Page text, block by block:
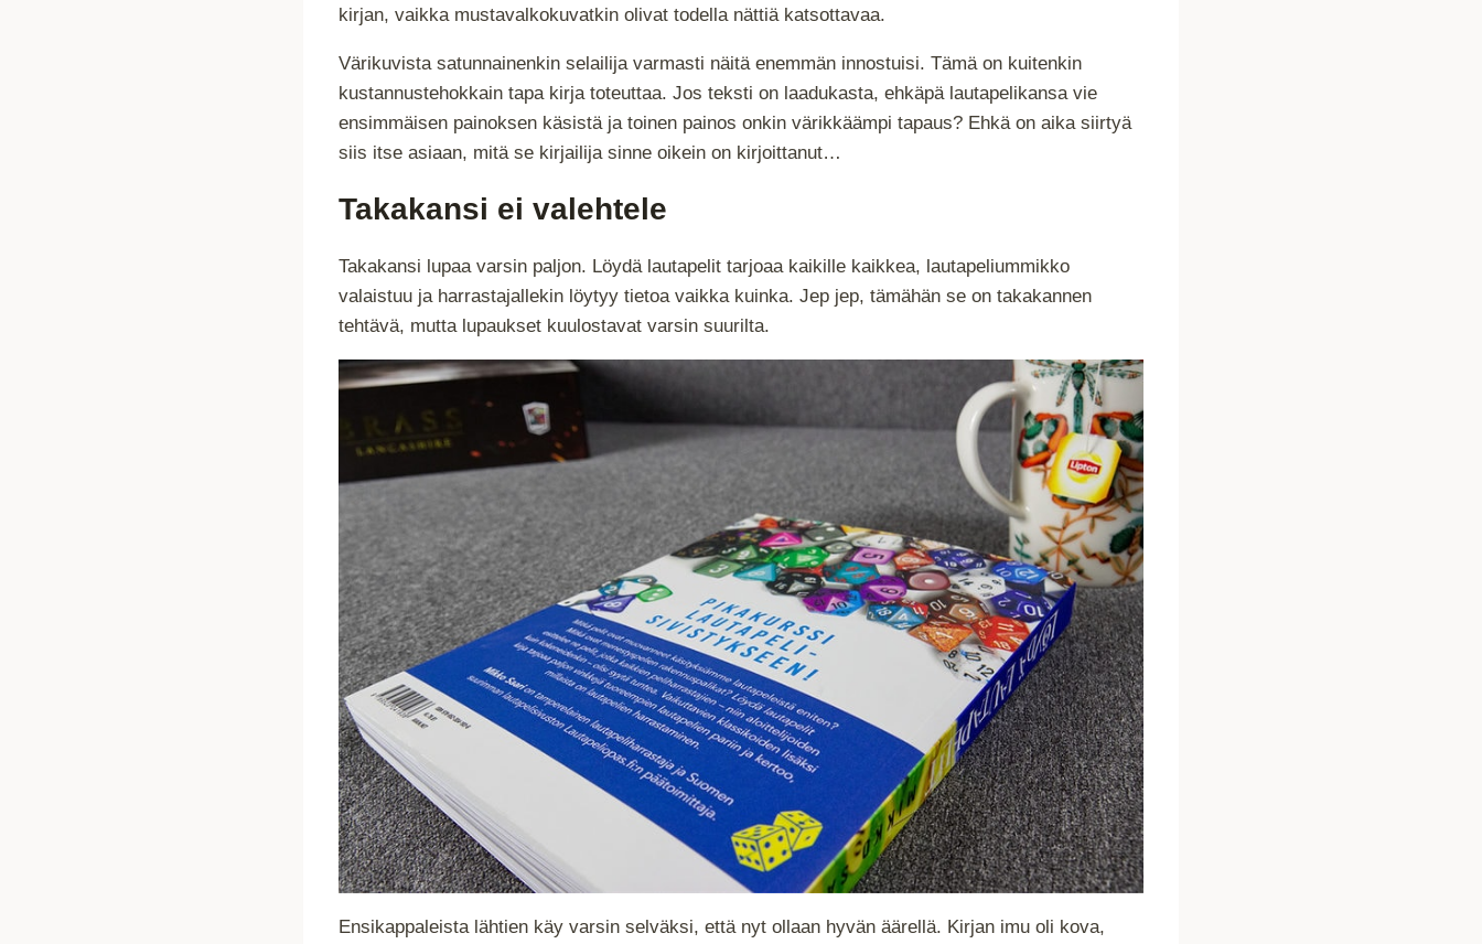
kirjan, vaikka mustavalkokuvatkin olivat todella nättiä katsottavaa.
Värikuvista satunnainenkin selailija varmasti näitä enemmän innostuisi. Tämä on kuitenkin
kustannustehokkain tapa kirja toteuttaa. Jos teksti on laadukasta, ehkäpä lautapelikansa vie
ensimmäisen painoksen käsistä ja toinen painos onkin värikkäämpi tapaus? Ehkä on aika siirtyä
siis itse asiaan, mitä se kirjailija sinne oikein on kirjoittanut…
Takakansi ei valehtele
Takakansi lupaa varsin paljon. Löydä lautapelit tarjoaa kaikille kaikkea, lautapeliummikko
valaistuu ja harrastajallekin löytyy tietoa vaikka kuinka. Jep jep, tämähän se on takakannen
tehtävä, mutta lupaukset kuulostavat varsin suurilta.
Ensikappaleista lähtien käy varsin selväksi, että nyt ollaan hyvän äärellä. Kirjan imu oli kova,